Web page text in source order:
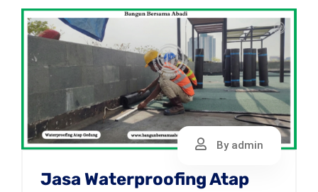
By admin
Jasa Waterproofing Atap